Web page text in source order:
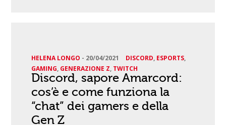
HELENA LONGO - 20/04/2021 DISCORD, ESPORTS,
GAMING, GENERAZIONE Z, TWITCH
Discord, sapore Amarcord:
cos’è e come funziona la
“chat” dei gamers e della
Gen Z